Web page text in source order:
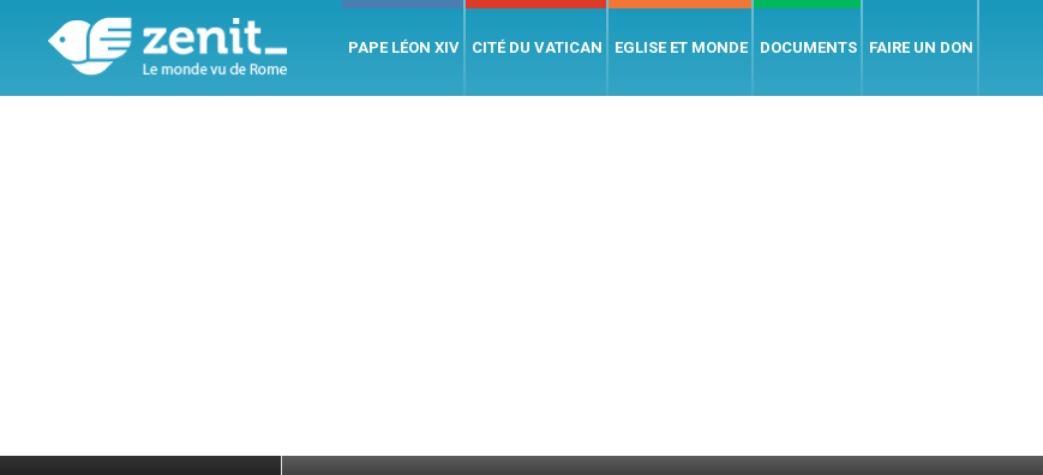
PAPE LÉON XIV CITÉ DU VATICAN EGLISE ET MONDE DOCUMENTS FAIRE UN DON